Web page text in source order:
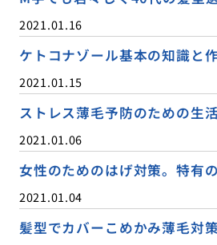
2021.01.16
ケトコナゾール基本の知識と
2021.01.15
ストレス薄毛予防のための生
2021.01.06
女性のためのはげ対策。特有
2021.01.04
髪型でカバーこめかみ薄毛対策